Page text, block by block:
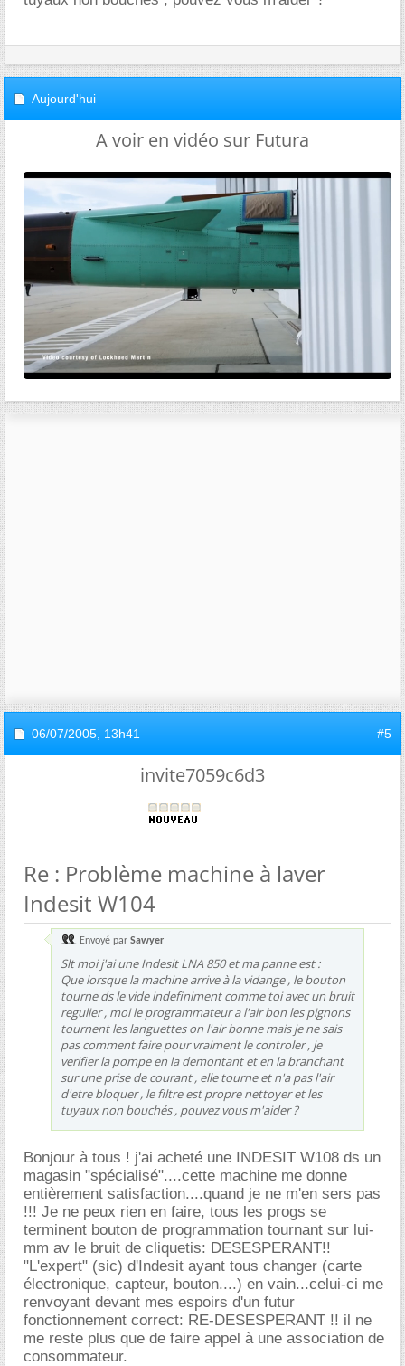
Aujourd'hui
A voir en vidéo sur Futura
06/07/2005, 13h41 #5
invite7059c6d3
Re : Problème machine à laver
Indesit W104
Envoyé par Sawyer
Slt moi j'ai une Indesit LNA 850 et ma panne est :
Que lorsque la machine arrive à la vidange , le bouton
tourne ds le vide indefiniment comme toi avec un bruit
regulier , moi le programmateur a l'air bon les pignons
tournent les languettes on l'air bonne mais je ne sais
pas comment faire pour vraiment le controler , je
verifier la pompe en la demontant et en la branchant
sur une prise de courant , elle tourne et n'a pas l'air
d'etre bloquer , le filtre est propre nettoyer et les
tuyaux non bouchés , pouvez vous m'aider ?
Bonjour à tous ! j'ai acheté une INDESIT W108 ds un
magasin "spécialisé"....cette machine me donne
entièrement satisfaction....quand je ne m'en sers pas
!!! Je ne peux rien en faire, tous les progs se
terminent bouton de programmation tournant sur lui-
mm av le bruit de cliquetis: DESESPERANT!!
"L'expert" (sic) d'Indesit ayant tous changer (carte
électronique, capteur, bouton....) en vain...celui-ci me
renvoyant devant mes espoirs d'un futur
fonctionnement correct: RE-DESESPERANT !! il ne
me reste plus que de faire appel à une association de
consommateur.